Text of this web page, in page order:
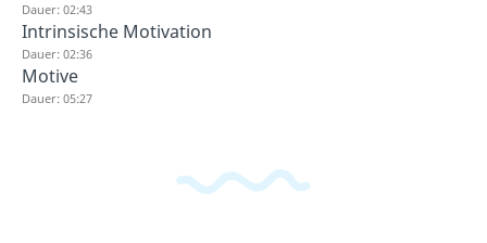
Dauer: 02:43
Intrinsische Motivation
Dauer: 02:36
Motive
Dauer: 05:27